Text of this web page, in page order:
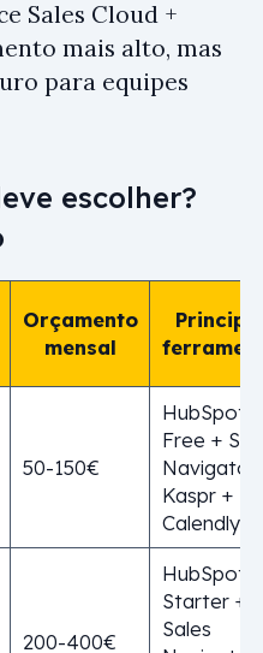
Sales Cloud +
mais alto, mas
para equipes
escolher?
Orçamento
mensal
50-150€
HubSpot
Free +
Navigator
Kaspr +
Calendly
200-400€
HubSpot
Starter +
Sales